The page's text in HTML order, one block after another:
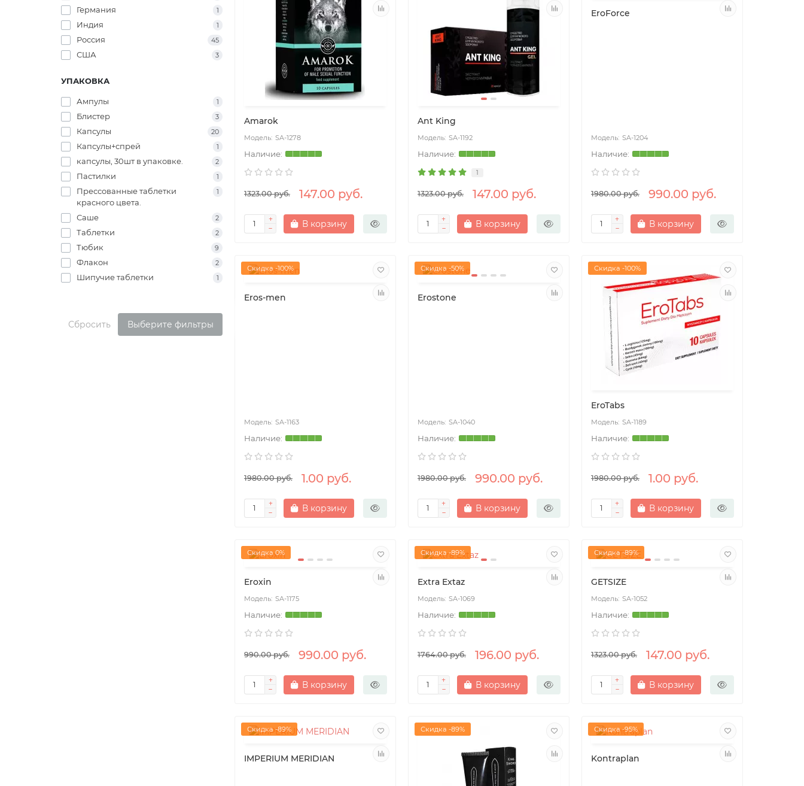
Германия 1
Индия 1
Россия 45
США 3
УПАКОВКА
Ампулы 1
Блистер 3
Капсулы 20
Капсулы+спрей 1
капсулы, 30шт в упаковке. 2
Пастилки 1
Прессованные таблетки
красного цвета.
1
Саше 2
Таблетки 2
Тюбик 9
Флакон 2
Шипучие таблетки 1
Сбросить Выберите фильтры
Amarok
SA-1278
1323.00 руб. 147.00 руб.
В корзину
Ant King
SA-1192
1
1323.00 руб. 147.00 руб.
В корзину
EroForce
SA-1204
1980.00 руб. 990.00 руб.
В корзину
Скидка -100%
Eros-men
SA-1163
1980.00 руб. 1.00 руб.
В корзину
Скидка -50%
Erostone
SA-1040
1980.00 руб. 990.00 руб.
В корзину
Скидка -100%
EroTabs
SA-1189
1980.00 руб. 1.00 руб.
В корзину
Скидка 0%
Eroxin
SA-1175
990.00 руб. 990.00 руб.
В корзину
Скидка -89%
Extra Extaz
SA-1069
1764.00 руб. 196.00 руб.
В корзину
Скидка -89%
GETSIZE
SA-1052
1323.00 руб. 147.00 руб.
В корзину
Скидка -89%
IMPERIUM MERIDIAN
Скидка -89% Скидка -95%
Kontraplan